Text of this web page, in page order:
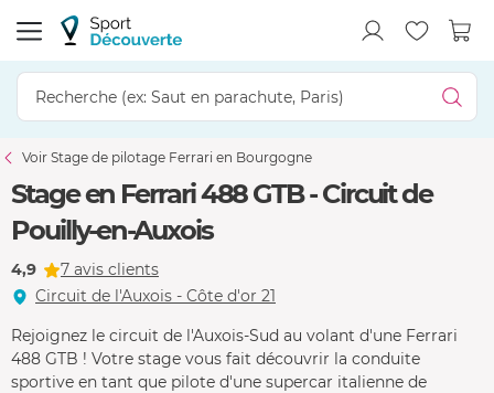
Voir Stage de pilotage Ferrari en Bourgogne
Stage en Ferrari 488 GTB - Circuit de
Pouilly-en-Auxois
4,9
7 avis clients
Circuit de l'Auxois - Côte d'or 21
Rejoignez le circuit de l'Auxois-Sud au volant d'une Ferrari
488 GTB ! Votre stage vous fait découvrir la conduite
sportive en tant que pilote d'une supercar italienne de